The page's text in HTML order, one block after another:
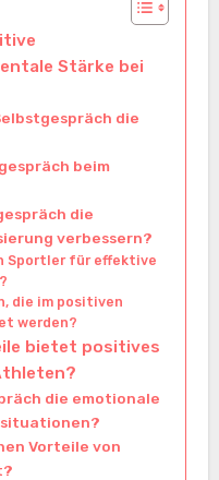
Stärke bei
die
beim
die
verbessern?
Sportler für effektive
die im positiven
werden?
bietet positives
die emotionale
Vorteile von